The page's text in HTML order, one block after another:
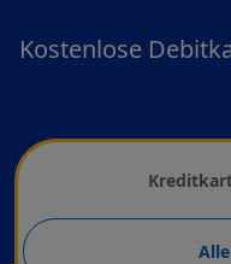
Kostenlose
Wählen Sie eine